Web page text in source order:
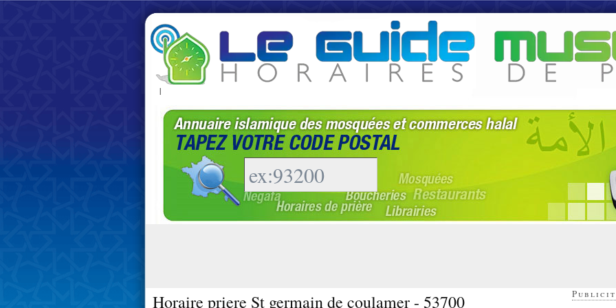
|
Horaire priere St germain de coulamer - 53700